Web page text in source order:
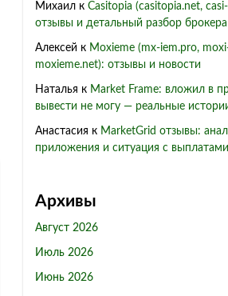
Михаил к Casitopia (casitopia.net,
отзывы и детальный разбор брокера
Алексей к Moxieme (mx-iem.pro,
moxieme.net): отзывы и новости
Наталья к Market Frame: вложил в
вывести не могу — реальные
Анастасия к MarketGrid отзывы:
приложения и ситуация с выплатами
Архивы
Август 2026
Июль 2026
Июнь 2026